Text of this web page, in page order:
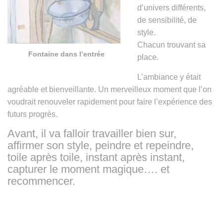
Fontaine dans l’entrée
d’univers différents,
de sensibilité, de
style.
Chacun trouvant sa
place.
L’ambiance y était
agréable et bienveillante. Un merveilleux moment que l’on
voudrait renouveler rapidement pour faire l’expérience des
futurs progrès.
Avant, il va falloir travailler bien sur,
affirmer son style, peindre et repeindre,
toile après toile, instant après instant,
capturer le moment magique…. et
recommencer.